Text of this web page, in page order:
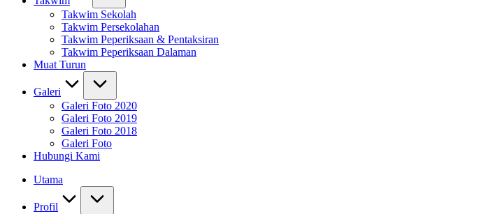
Takwim Sekolah
Takwim Persekolahan
Takwim Peperiksaan & Pentaksiran
Takwim Peperiksaan Dalaman
Muat Turun
Galeri
Galeri Foto 2020
Galeri Foto 2019
Galeri Foto 2018
Galeri Foto
Hubungi Kami
Utama
Profil